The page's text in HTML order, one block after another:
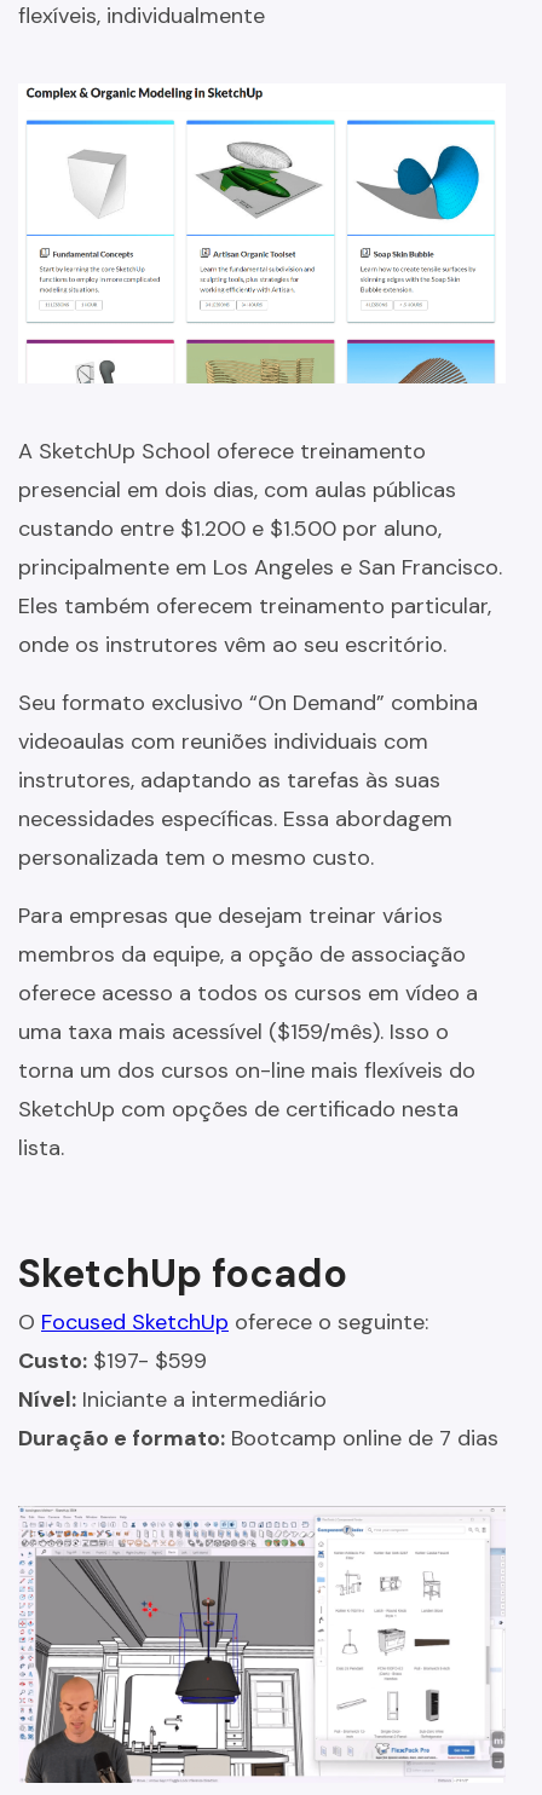
flexíveis, individualmente
A SketchUp School oferece treinamento
presencial em dois dias, com aulas públicas
custando entre $1.200 e $1.500 por aluno,
principalmente em Los Angeles e San Francisco.
Eles também oferecem treinamento particular,
onde os instrutores vêm ao seu escritório.
Seu formato exclusivo “On Demand” combina
videoaulas com reuniões individuais com
instrutores, adaptando as tarefas às suas
necessidades específicas. Essa abordagem
personalizada tem o mesmo custo.
Para empresas que desejam treinar vários
membros da equipe, a opção de associação
oferece acesso a todos os cursos em vídeo a
uma taxa mais acessível ($159/mês). Isso o
torna um dos cursos on-line mais flexíveis do
SketchUp com opções de certificado nesta
lista.
SketchUp focado
O Focused SketchUp oferece o seguinte:
Custo: $197- $599
Nível: Iniciante a intermediário
Duração e formato: Bootcamp online de 7 dias